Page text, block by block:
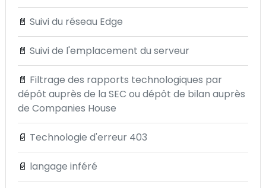
📄 Suivi du réseau Edge
📄 Suivi de l'emplacement du serveur
📄 Filtrage des rapports technologiques par
dépôt auprès de la SEC ou dépôt de bilan auprès
de Companies House
📄 Technologie d'erreur 403
📄 langage inféré